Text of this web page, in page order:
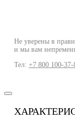
Не уверены в
и мы вам
Тел: +7 800 100-37-